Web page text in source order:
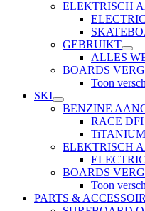
ELEKTRISCH
GEBRUIKT
ALLES
BOARDS
Toon
SKI
BENZINE
RACE
ELEKTRISCH
BOARDS
Toon
PARTS &